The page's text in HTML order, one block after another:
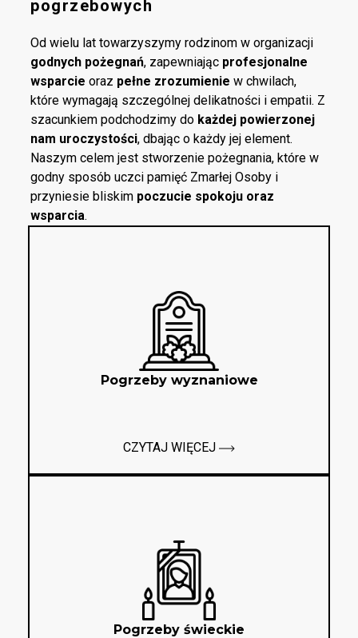
pogrzebowych
Od wielu lat towarzyszymy rodzinom w organizacji
godnych pożegnań, zapewniając profesjonalne
wsparcie oraz pełne zrozumienie w chwilach,
które wymagają szczególnej delikatności i empatii. Z
szacunkiem podchodzimy do każdej powierzonej
nam uroczystości, dbając o każdy jej element.
Naszym celem jest stworzenie pożegnania, które w
godny sposób uczci pamięć Zmarłej Osoby i
przyniesie bliskim poczucie spokoju oraz
wsparcia.
Pogrzeby wyznaniowe
CZYTAJ WIĘCEJ
Pogrzeby świeckie